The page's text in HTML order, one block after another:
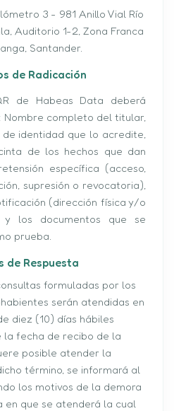
3 - 981 Anillo Vial Río
Auditorio 1-2, Zona Franca
Santander.
de Radicación
de Habeas Data deberá
Nombre completo del titular,
identidad que lo acredite,
de los hechos que dan
específica (acceso,
supresión o revocatoria),
(dirección física y/o
y los documentos que se
prueba.
de Respuesta
formuladas por los
serán atendidas en
diez (10) días hábiles
fecha de recibo de la
posible atender la
término, se informará al
los motivos de la demora
en que se atenderá la cual